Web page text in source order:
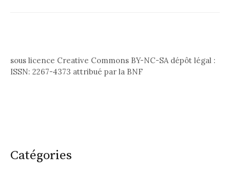
sous licence Creative Commons BY-NC-SA dépôt légal :
ISSN: 2267-4373 attribué par la BNF
Catégories